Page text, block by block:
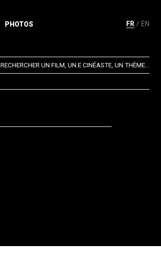
FR EN
PHOTOS
RECHERCHER UN FILM, UN.E CINÉASTE, UN THÈME...